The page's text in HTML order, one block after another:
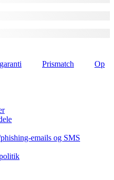
Prismatch
Op
emails og SMS